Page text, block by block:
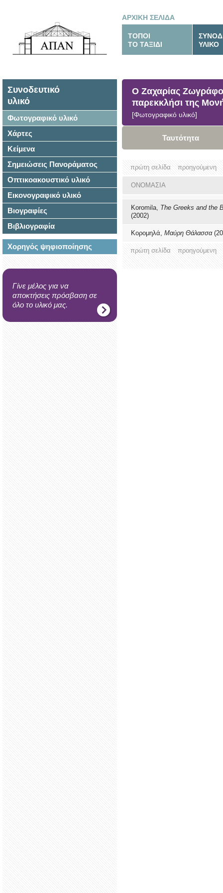
ΑΡΧΙΚΗ ΣΕΛΙΔΑ
ΤΟΠΟΙ
ΤΟ ΤΑΞΙΔΙ
ΥΛΙΚΟ
Συνοδευτικό
υλικό
Φωτογραφικό υλικό
Χάρτες
Κείμενα
Σημειώσεις Πανοράματος
Οπτικοακουστικό υλικό
Εικονογραφικό υλικό
Βιογραφίες
Βιβλιογραφία
Χορηγός ψηφιοποίησης
Γίνε μέλος για να
αποκτήσεις πρόσβαση σε
όλο το υλικό μας.
Ο Ζαχαρίας
παρεκκλήσι της
[Φωτογραφικό υλικό]
Ταυτότητα
πρώτη σελίδα προηγούμενη
ΟΝΟΜΑΣΙΑ
Koromila, The Greeks and the
(2002)
Κορομηλά, Μαύρη Θάλασσα
πρώτη σελίδα προηγούμενη